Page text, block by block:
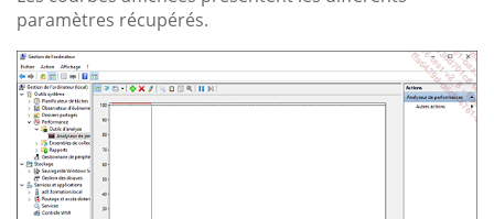
paramètres récupérés.